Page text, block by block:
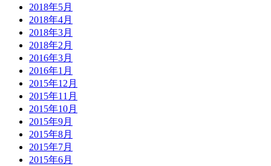
2018年5月
2018年4月
2018年3月
2018年2月
2016年3月
2016年1月
2015年12月
2015年11月
2015年10月
2015年9月
2015年8月
2015年7月
2015年6月